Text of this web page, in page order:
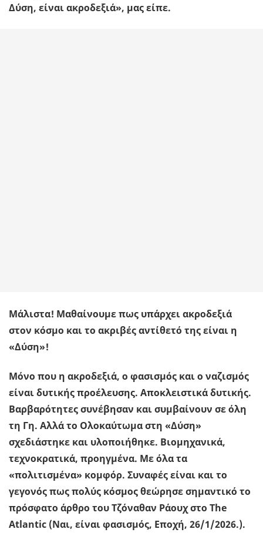
Δύση, είναι ακροδεξιά», μας είπε.
Μάλιστα! Μαθαίνουμε πως υπάρχει ακροδεξιά
στον κόσμο και το ακριβές αντίθετό της είναι η
«Δύση»!
Μόνο που η ακροδεξιά, ο φασισμός και ο ναζισμός
είναι δυτικής προέλευσης. Αποκλειστικά δυτικής.
Βαρβαρότητες συνέβησαν και συμβαίνουν σε όλη
τη Γη. Αλλά το Ολοκαύτωμα στη «Δύση»
σχεδιάστηκε και υλοποιήθηκε. Βιομηχανικά,
τεχνοκρατικά, προηγμένα. Με όλα τα
«πολιτισμένα» κομφόρ. Συναφές είναι και το
γεγονός πως πολύς κόσμος θεώρησε σημαντικό το
πρόσφατο άρθρο του Τζόναθαν Ράουχ στο The
Atlantic (Ναι, είναι φασισμός, Εποχή, 26/1/2026.).